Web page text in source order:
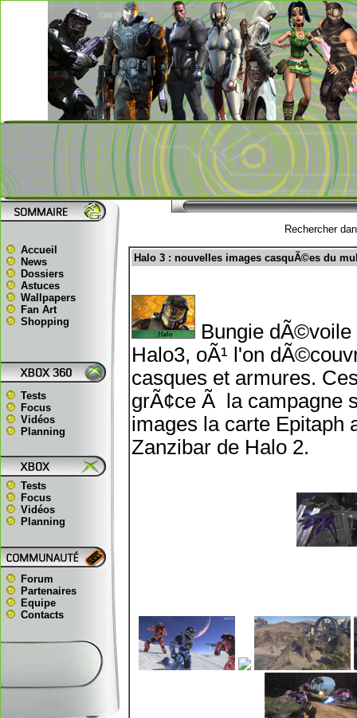
Accueil
News
Dossiers
Astuces
Wallpapers
Fan Art
Shopping
Tests
Focus
Vidéos
Planning
Tests
Focus
Vidéos
Planning
Forum
Partenaires
Equipe
Contacts
Rechercher
Halo 3 : nouvelles images casquÃ©es du
Bungie
Halo3, oÃ¹ l'on
casques et armures.
grÃ¢ce Ã la campagne
images la carte Epitaph
Zanzibar de Halo 2.